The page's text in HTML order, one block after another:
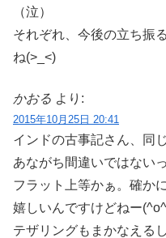
（泣）
それぞれ、今後の立ち振
ね(>_<)
かおる より:
2015年10月25日 20:41
インドの古事記さん、同
あながち間違いではない
フラット上等かぁ。確か
嬉しいんですけどねー
テザリングもまかなえるし